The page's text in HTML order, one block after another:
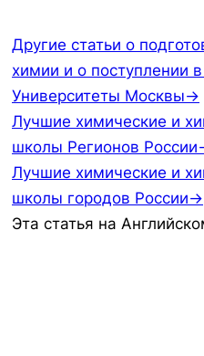
Другие статьи о
химии и о поступлении
Университеты Москвы→
Лучшие химические и
школы Регионов
Лучшие химические и
школы городов России→
Эта статья на